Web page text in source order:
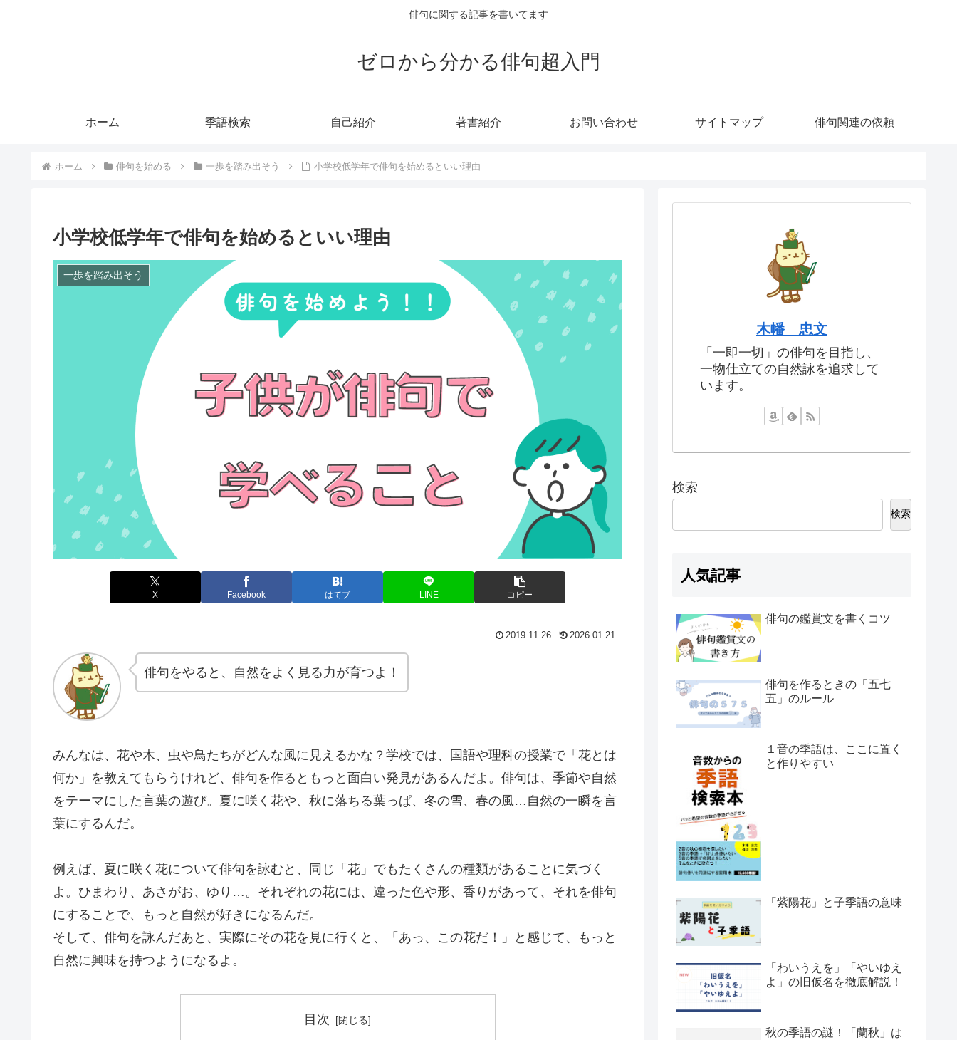
俳句に関する記事を書いてます
ゼロから分かる俳句超入門
ホーム 季語検索 自己紹介 著書紹介 お問い合わせ サイトマップ 俳句関連の依頼
ホーム 俳句を始める 一歩を踏み出そう 小学校低学年で俳句を始めるといい理由
小学校低学年で俳句を始めるといい理由
一歩を踏み出そう
X Facebook はてブ LINE コピー
2019.11.26 2026.01.21
俳句をやると、自然をよく見る力が育つよ！
みんなは、花や木、虫や鳥たちがどんな風に見えるかな？学校では、国語や理科の授業で「花とは
何か」を教えてもらうけれど、俳句を作るともっと面白い発見があるんだよ。俳句は、季節や自然
をテーマにした言葉の遊び。夏に咲く花や、秋に落ちる葉っぱ、冬の雪、春の風…自然の一瞬を言
葉にするんだ。
例えば、夏に咲く花について俳句を詠むと、同じ「花」でもたくさんの種類があることに気づく
よ。ひまわり、あさがお、ゆり…。それぞれの花には、違った色や形、香りがあって、それを俳句
にすることで、もっと自然が好きになるんだ。
そして、俳句を詠んだあと、実際にその花を見に行くと、「あっ、この花だ！」と感じて、もっと
自然に興味を持つようになるよ。
目次
木幡 忠文
「一即一切」の俳句を目指し、
一物仕立ての自然詠を追求して
います。
検索
検索
人気記事
俳句の鑑賞文を書くコツ
俳句を作るときの「五七
五」のルール
１音の季語は、ここに置く
と作りやすい
「紫陽花」と子季語の意味
「わいうえを」「やいゆえ
よ」の旧仮名を徹底解説！
秋の季語の謎！「蘭秋」は